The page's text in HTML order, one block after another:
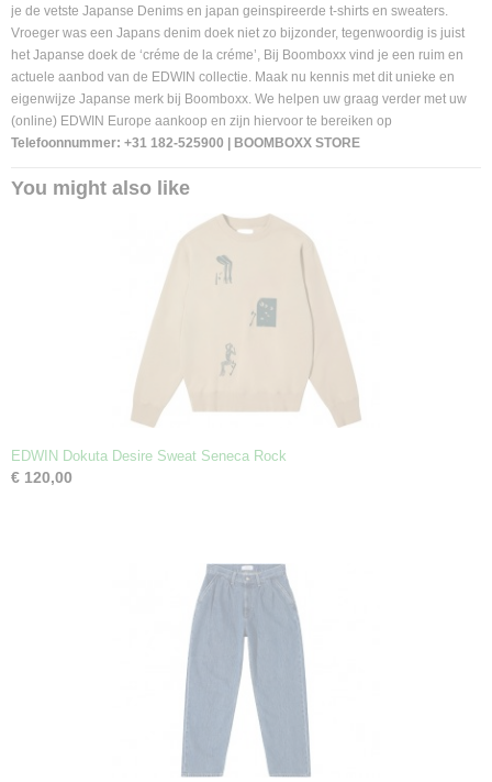
je de vetste Japanse Denims en japan geinspireerde t-shirts en sweaters.
Vroeger was een Japans denim doek niet zo bijzonder, tegenwoordig is juist
het Japanse doek de ‘créme de la créme’, Bij Boomboxx vind je een ruim en
actuele aanbod van de EDWIN collectie. Maak nu kennis met dit unieke en
eigenwijze Japanse merk bij Boomboxx. We helpen uw graag verder met uw
(online) EDWIN Europe aankoop en zijn hiervoor te bereiken op
Telefoonnummer: +31 182-525900 | BOOMBOXX STORE
You might also like
EDWIN Dokuta Desire Sweat Seneca Rock
€ 120,00